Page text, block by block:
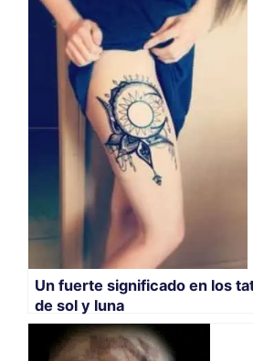
Un fuerte significado en los
de sol y luna